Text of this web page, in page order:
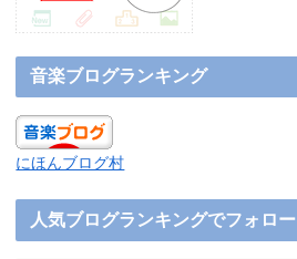
音楽ブログランキング
にほんブログ村
人気ブログランキングでフォロー